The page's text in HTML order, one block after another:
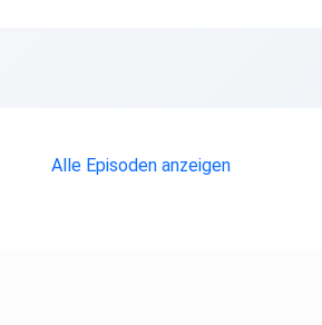
Alle Episoden anzeigen